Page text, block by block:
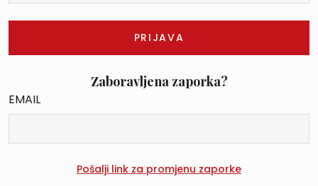
Zaboravljena zaporka?
EMAIL